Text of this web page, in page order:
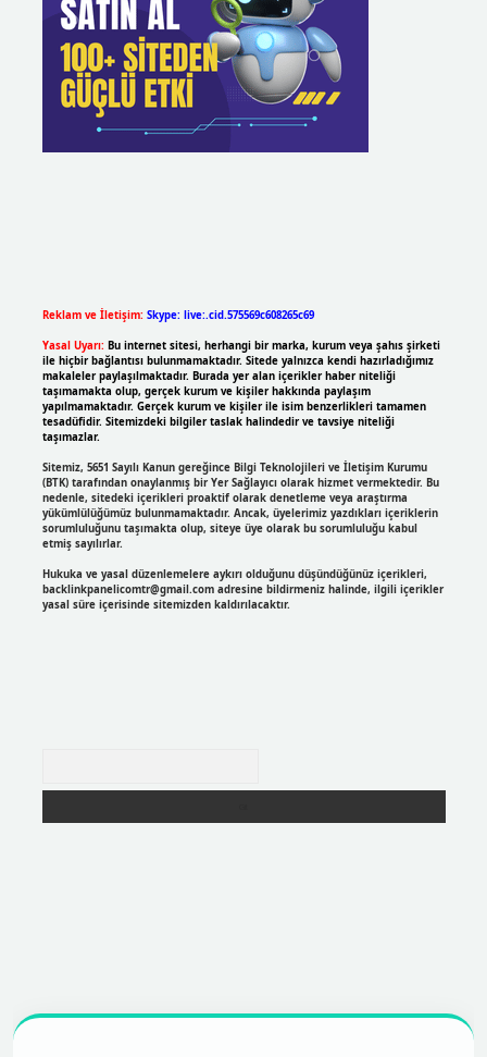
Reklam ve İletişim: Skype: live:.cid.575569c608265c69
Yasal Uyarı: Bu internet sitesi, herhangi bir marka, kurum veya şahıs şirketi
ile hiçbir bağlantısı bulunmamaktadır. Sitede yalnızca kendi hazırladığımız
makaleler paylaşılmaktadır. Burada yer alan içerikler haber niteliği
taşımamakta olup, gerçek kurum ve kişiler hakkında paylaşım
yapılmamaktadır. Gerçek kurum ve kişiler ile isim benzerlikleri tamamen
tesadüfidir. Sitemizdeki bilgiler taslak halindedir ve tavsiye niteliği
taşımazlar.
Sitemiz, 5651 Sayılı Kanun gereğince Bilgi Teknolojileri ve İletişim Kurumu
(BTK) tarafından onaylanmış bir Yer Sağlayıcı olarak hizmet vermektedir. Bu
nedenle, sitedeki içerikleri proaktif olarak denetleme veya araştırma
yükümlülüğümüz bulunmamaktadır. Ancak, üyelerimiz yazdıkları içeriklerin
sorumluluğunu taşımakta olup, siteye üye olarak bu sorumluluğu kabul
etmiş sayılırlar.
Hukuka ve yasal düzenlemelere aykırı olduğunu düşündüğünüz içerikleri,
backlinkpanelicomtr@gmail.comadresine bildirmeniz halinde, ilgili içerikler
yasal süre içerisinde sitemizden kaldırılacaktır.